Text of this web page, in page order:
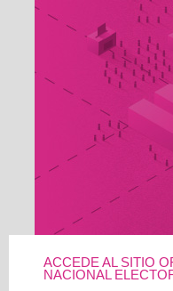
ACCEDE AL SITIO
NACIONAL